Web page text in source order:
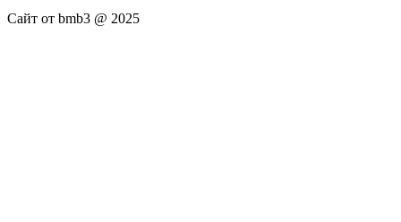
Сайт от bmb3 @ 2025